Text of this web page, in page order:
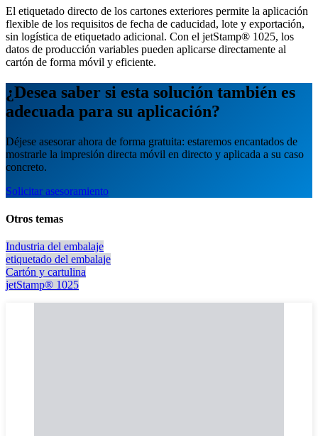
El etiquetado directo de los cartones exteriores permite la aplicación
flexible de los requisitos de fecha de caducidad, lote y exportación,
sin logística de etiquetado adicional. Con el jetStamp® 1025, los
datos de producción variables pueden aplicarse directamente al
cartón de forma móvil y eficiente.
¿Desea saber si esta solución también es
adecuada para su aplicación?
Déjese asesorar ahora de forma gratuita: estaremos encantados de
mostrarle la impresión directa móvil en directo y aplicada a su caso
concreto.
Solicitar asesoramiento
Otros temas
Industria del embalaje
etiquetado del embalaje
Cartón y cartulina
jetStamp® 1025